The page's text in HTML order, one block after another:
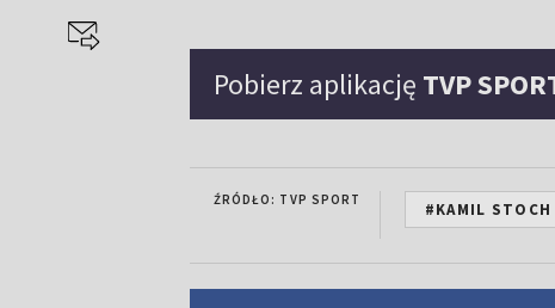
Pobierz aplikację TVP
ŹRÓDŁO: TVP SPORT #KAMIL STOCH